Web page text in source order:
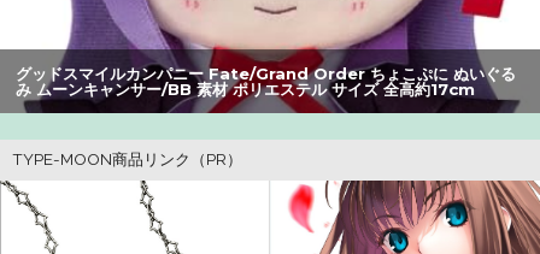
【画像】女さん、ミニ過ぎる浴衣を着た写真を投稿して叩
かれるｗｗｗｗ
いいべｗｗｗｗ ：26/08/04のニュース
ワイ、「着衣おっばい」でしか抜けない体質になってしま
うｗｗｗｗｗ
グッドスマイルカンパニー Fate/Grand Order ちょこぷに ぬいぐる
み アルターエゴ/パッションリップ 素材 ポリエステル サイズ 全高約
17cm